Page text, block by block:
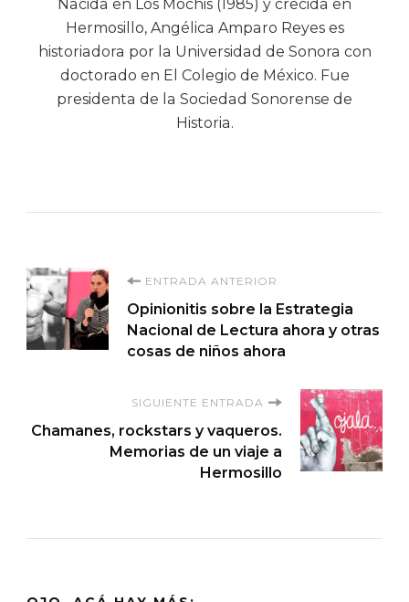
Nacida en Los Mochis (1985) y crecida en
Hermosillo, Angélica Amparo Reyes es
historiadora por la Universidad de Sonora con
doctorado en El Colegio de México. Fue
presidenta de la Sociedad Sonorense de
Historia.
Navegación
de
ENTRADA ANTERIOR
Opinionitis sobre la Estrategia
Nacional de Lectura ahora y otras
cosas de niños ahora
SIGUIENTE ENTRADA
Chamanes, rockstars y vaqueros.
Memorias de un viaje a
Hermosillo